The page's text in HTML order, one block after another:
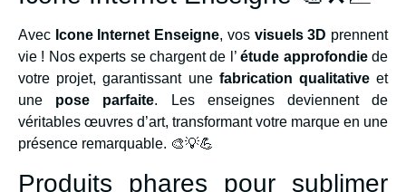
Avec Icone Internet Enseigne, vos visuels 3D prennent
vie ! Nos experts se chargent de l’étude approfondiede
votre projet, garantissant une fabrication qualitativeet
une pose parfaite. Les enseignes deviennent de
véritables œuvres d’art, transformant votre marque en une
présence remarquable. 🎨💡💪
Produits phares pour sublimer